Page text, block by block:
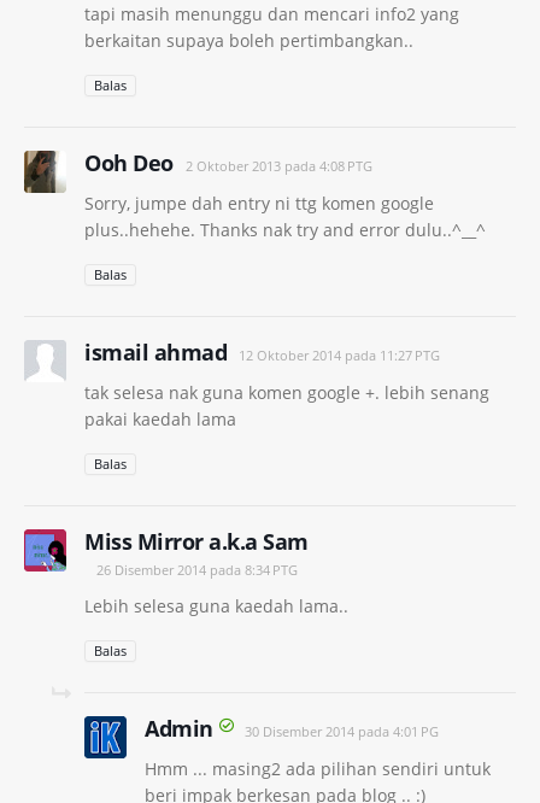
tapi masih menunggu dan mencari info2 yang
berkaitan supaya boleh pertimbangkan..
Balas
Ooh Deo 2 Oktober 2013 pada 4:08 PTG
Sorry, jumpe dah entry ni ttg komen google
plus..hehehe. Thanks nak try and error dulu..^__^
Balas
ismail ahmad 12 Oktober 2014 pada 11:27 PTG
tak selesa nak guna komen google +. lebih senang
pakai kaedah lama
Balas
Miss Mirror a.k.a Sam
26 Disember 2014 pada 8:34 PTG
Lebih selesa guna kaedah lama..
Balas
Admin 30 Disember 2014 pada 4:01 PG
Hmm ... masing2 ada pilihan sendiri untuk
beri impak berkesan pada blog .. :)